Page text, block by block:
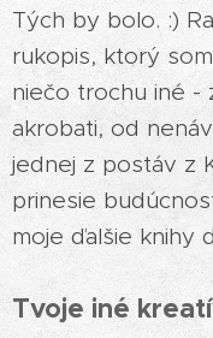
Tých by bolo. :)
rukopis, ktorý
niečo trochu iné -
akrobati, od
jednej z postáv z
prinesie
moje ďalšie knihy
Tvoje iné